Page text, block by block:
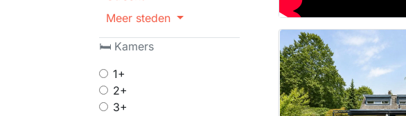
Meer steden
🛏 Kamers
1+
2+
3+